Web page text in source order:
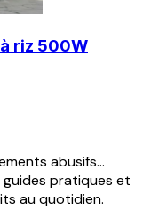
riz 500W
abusifs...
pratiques et
au quotidien.